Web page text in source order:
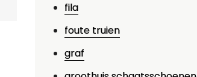
fila
foute truien
graf